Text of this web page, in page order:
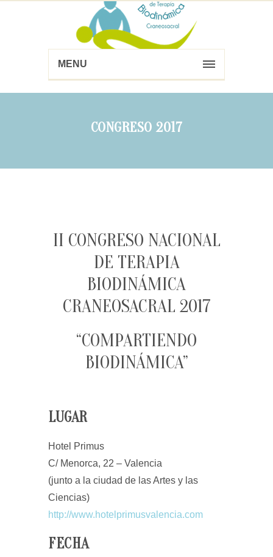
MENU
CONGRESO 2017
II CONGRESO NACIONAL
DE TERAPIA
BIODINÁMICA
CRANEOSACRAL 2017
“COMPARTIENDO
BIODINÁMICA”
LUGAR
Hotel Primus
C/ Menorca, 22 – Valencia
(junto a la ciudad de las Artes y las
Ciencias)
http://www.hotelprimusvalencia.com
FECHA